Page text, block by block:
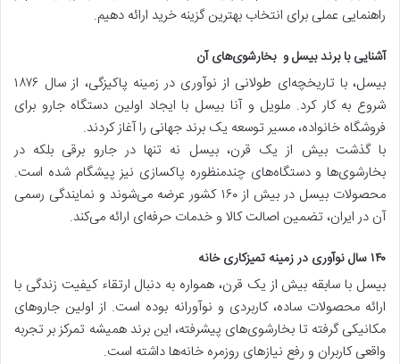
راهنمایی عملی برای انتخاب بهترین گزینه خرید ارائه دهیم.
آشنایی با برند بیسل و بخارشوی‌های آن
بیسل، با تاریخچه‌ای طولانی از نوآوری در زمینه پاکیزگی، از سال ۱۸۷۶
شروع به کار کرد. ملویل و آنا بیسل با ایجاد اولین دستگاه جارو برای
فروشگاه خانواده، مسیر توسعه یک برند جهانی را آغاز کردند.
با گذشت بیش از یک قرن، بیسل نه تنها در جارو برقی بلکه در
بخارشوی‌ها و دستگاه‌های چندمنظوره پاکسازی نیز پیشگام شده است.
محصولات بیسل در بیش از ۱۶۰ کشور عرضه می‌شوند و نمایندگی رسمی
آن در ایران، تضمین اصالت کالا و خدمات حرفه‌ای ارائه می‌کند.
۱۴۰ سال نوآوری در زمینه تمیزکاری خانه
بیسل با سابقه بیش از یک قرن، همواره به دنبال ارتقاء کیفیت زندگی با
ارائه محصولات ساده، کاربردی و نوآورانه بوده است. از اولین جاروهای
مکانیکی گرفته تا بخارشوی‌های پیشرفته، این برند همیشه تمرکز بر تجربه
واقعی کاربران و رفع نیازهای روزمره خانه‌ها داشته است.